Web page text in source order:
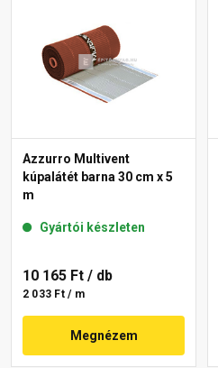
Azzurro Multivent
kúpalátét barna 30 cm x 5
m
Gyártói készleten
10 165 Ft / db
2 033 Ft / m
Megnézem